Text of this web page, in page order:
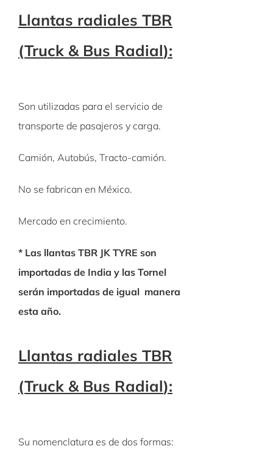
Llantas radiales TBR
(Truck & Bus Radial):
Son utilizadas para el servicio de
transporte de pasajeros y carga.
Camión, Autobús, Tracto-camión.
No se fabrican en México.
Mercado en crecimiento.
* Las llantas TBR JK TYRE son
importadas de India y las Tornel
serán importadas de igual manera
esta año.
Llantas radiales TBR
(Truck & Bus Radial):
Su nomenclatura es de dos formas: